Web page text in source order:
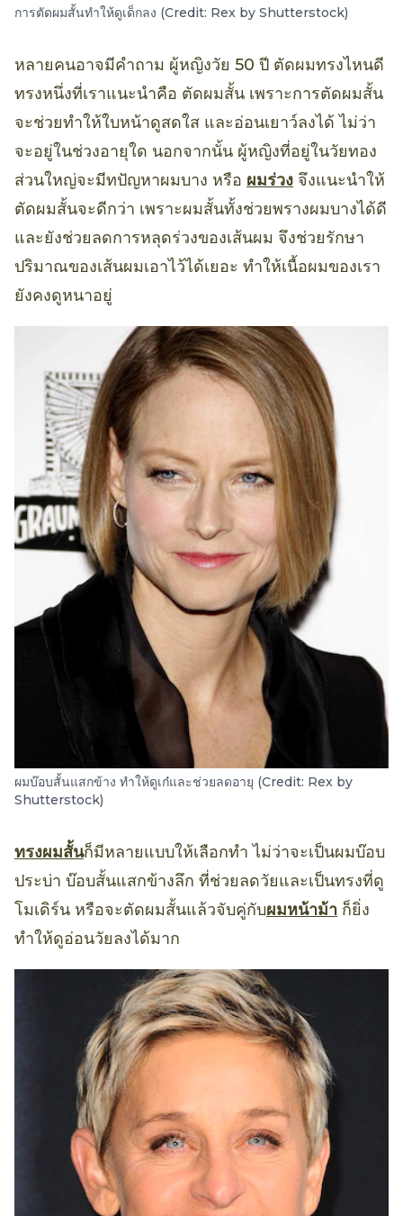
การตัดผมสั้นทำให้ดูเด็กลง (Credit: Rex by Shutterstock)
หลายคนอาจมีคำถาม ผู้หญิงวัย 50 ปี ตัดผมทรงไหนดี
ทรงหนึ่งที่เราแนะนำคือ ตัดผมสั้น เพราะการตัดผมสั้น
จะช่วยทำให้ใบหน้าดูสดใส และอ่อนเยาว์ลงได้ ไม่ว่า
จะอยู่ในช่วงอายุใด นอกจากนั้น ผู้หญิงที่อยู่ในวัยทอง
ส่วนใหญ่จะมีทปัญหาผมบาง หรือ ผมร่วง จึงแนะนำให้
ตัดผมสั้นจะดีกว่า เพราะผมสั้นทั้งช่วยพรางผมบางได้ดี
และยังช่วยลดการหลุดร่วงของเส้นผม จึงช่วยรักษา
ปริมาณของเส้นผมเอาไว้ได้เยอะ ทำให้เนื้อผมของเรา
ยังคงดูหนาอยู่
ผมบ๊อบสั้นแสกข้าง ทำให้ดูเก๋และช่วยลดอายุ (Credit: Rex by
Shutterstock)
ทรงผมสั้นก็มีหลายแบบให้เลือกทำ ไม่ว่าจะเป็นผมบ๊อบ
ประบ่า บ๊อบสั้นแสกข้างลึก ที่ช่วยลดวัยและเป็นทรงที่ดู
โมเดิร์น หรือจะตัดผมสั้นแล้วจับคู่กับผมหน้าม้า ก็ยิ่ง
ทำให้ดูอ่อนวัยลงได้มาก